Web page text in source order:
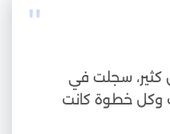
"
كثير، سجلت في
وكل خطوة كانت